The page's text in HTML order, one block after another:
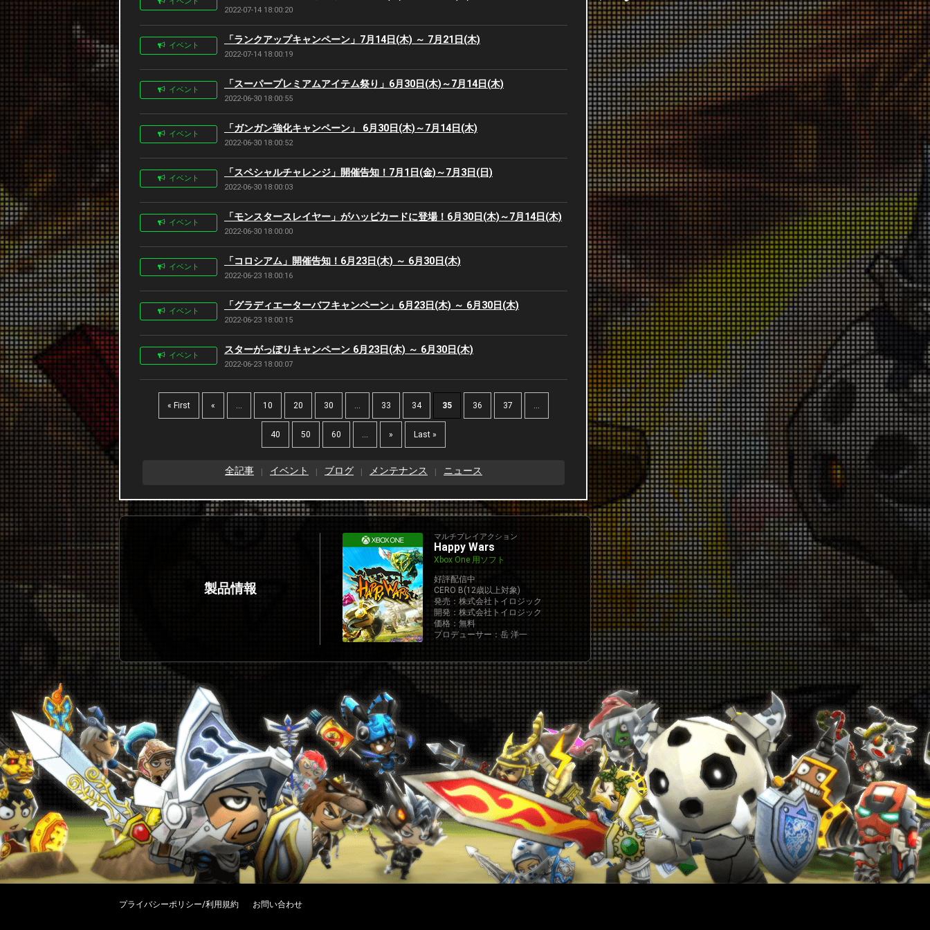
2022-07-14 18:00:20
イベント 「ランクアップキャンペーン」7月14日(木) ～ 7月21日(木)
2022-07-14 18:00:19
イベント 「スーパープレミアムアイテム祭り」6月30日(木)～7月14日(木)
2022-06-30 18:00:55
イベント 「ガンガン強化キャンペーン」 6月30日(木)～7月14日(木)
2022-06-30 18:00:52
イベント 「スペシャルチャレンジ」開催告知！7月1日(金)～7月3日(日)
2022-06-30 18:00:03
イベント 「モンスタースレイヤー」がハッピカードに登場！6月30日(木)～7月14日(木)
2022-06-30 18:00:00
イベント 「コロシアム」開催告知！6月23日(木) ～ 6月30日(木)
2022-06-23 18:00:16
イベント 「グラディエーターバフキャンペーン」6月23日(木) ～ 6月30日(木)
2022-06-23 18:00:15
イベント スターがっぽりキャンペーン 6月23日(木) ～ 6月30日(木)
2022-06-23 18:00:07
« First « ... 10 20 30 ... 33 34 35 36 37 ...
40 50 60 ... » Last »
全記事 イベント ブログ メンテナンス ニュース
【修正】協力モードの報酬が受け取れない不
具合について
2020-11-06 11:40:40
スペシャルチャレンジの不具合に対するお詫
びにつきまして
2020-06-04 18:01:46
5月22日から5月25日まで発生したスペシャ
ルチャレンジボス報酬の不具合につきまして
2020-05-25 14:38:19
ウィークリーミッションの不具合に対する補
償につきまして
2020-05-14 18:00:58
4月23日に発生したウィークリーミッション
の不具合につきまして
2020-04-28 15:00:17
2月27日(木)公開の「コロシアム」告知記事
に関するお詫びと訂正につきまして
2020-03-02 16:00:51
サーバーメンテナンスの予定について
2020-02-07 10:20:24
ランクアップキャンペーンの不具合につきま
して
2019-12-24 18:30:17
スターがっぽりキャンペーン 7月30日(木)～
8月6日(木)
2026-07-30 18:00:37
「Castle Defense」開催告知！7月24日(金)
～7月26日(日)
2026-07-23 18:00:30
「厳選バフジェムキャンペーン」7月23日
(木)～7月30日(木)
2026-07-23 18:00:27
「ハッピーカード値下げキャンペーン」7月
23日(木)～7月30日(木)
2026-07-23 18:00:22
「アイテムショップセール」7月16日(木)～7
月23日(木)
2026-07-16 18:00:56
「Save the KING」モード開催告知！7月17
日(金)～7月19日(日)
2026-07-16 18:00:05
「スーパープレミアムアイテム祭り」7月16
日(木)～7月23日(木)
2026-07-16 18:00:02
「Domination」開催告知！7月10日(金)～7
月12日(日)
2026-07-09 18:00:23
「バフジェム掴みどり祭り」7月9日(木)～7
月16日(木)
2026-07-09 18:00:21
「ガンガン強化キャンペーン」 7月9日(木)～
7月16日(木)
2026-07-09 18:00:19
「スペシャルチャレンジ」開催告知！6月26
日(金)～6月28日(日) &7月3日(金)～7月5日
(日)
2026-06-25 18:00:40
「モンスタースレイヤー」がハッピカードに
登場！6月25日(木)～7月9日(木)
2026-06-25 18:00:37
『復刻ピックアップ狙い撃ちキャンペー
ン！』6月25日(木)～7月9日(木)
2026-06-25 18:00:34
「ランクアップキャンペーン」6月25日(木)
～7月9日(木)
2026-06-25 18:00:31
「コロシアム」開催告知！6月18日(木)～6月
25日(木)
2026-06-18 18:00:53
製品情報
マルチプレイアクション
Happy Wars
Xbox One 用ソフト
好評配信中
CERO B(12歳以上対象)
発売：株式会社トイロジック
開発：株式会社トイロジック
価格：無料
プロデューサー：岳 洋一
プライバシーポリシー/利用規約 お問い合わせ